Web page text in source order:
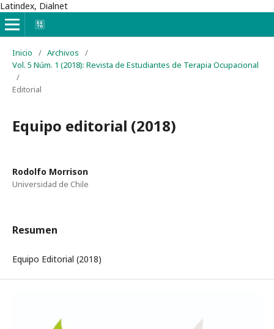
Latindex, Dialnet
Inicio / Archivos
/
Vol. 5 Núm. 1 (2018): Revista de Estudiantes de Terapia Ocupacional
/
Editorial
Equipo editorial (2018)
Rodolfo Morrison
Universidad de Chile
Resumen
Equipo Editorial (2018)